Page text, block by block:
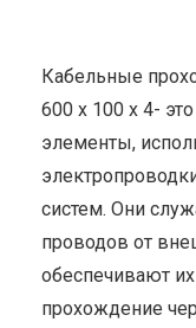
Кабельные
600 x 100 x 4-
элементы,
систем. Они
проводов от
обеспечивают
прохождение